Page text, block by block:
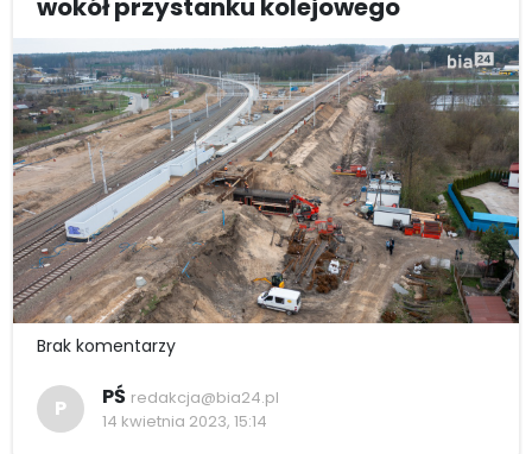
wokół przystanku kolejowego
Brak komentarzy
P PŚ redakcja@bia24.pl
14 kwietnia 2023, 15:14